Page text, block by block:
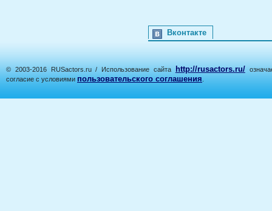
Вконтакте
© 2003-2016 RUSactors.ru / Использование сайта http://rusactors.ru/
согласие с условиями пользовательского соглашения